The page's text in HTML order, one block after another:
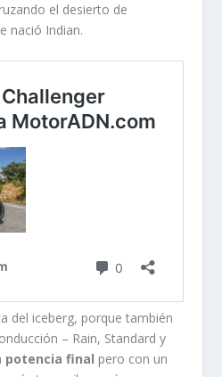
el desierto de
nació Indian.
del iceberg, porque también
– Rain, Standard y
potencia final pero con un